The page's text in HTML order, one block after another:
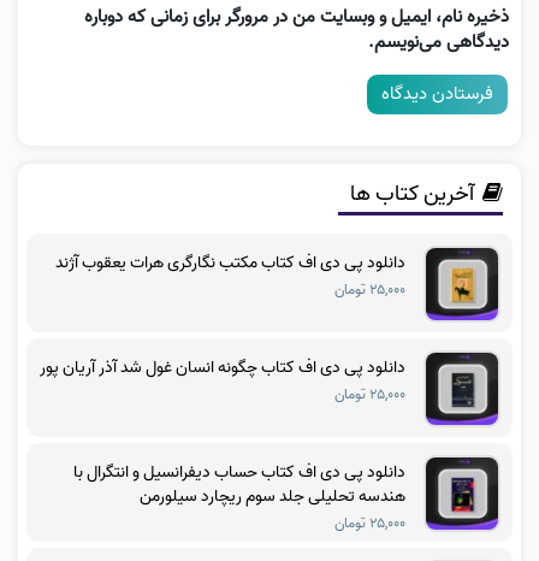
ذخیره نام، ایمیل و وبسایت من در مرورگر برای زمانی که دوباره
دیدگاهی می‌نویسم.
آخرین کتاب ها
دانلود پی دی اف کتاب مکتب نگارگری هرات یعقوب آژند
۲۵,۰۰۰ تومان
دانلود پی دی اف کتاب چگونه انسان غول شد آذر آریان پور
۲۵,۰۰۰ تومان
دانلود پی دی اف کتاب حساب دیفرانسیل و انتگرال با
هندسه تحلیلی جلد سوم ریچارد سیلورمن
۲۵,۰۰۰ تومان